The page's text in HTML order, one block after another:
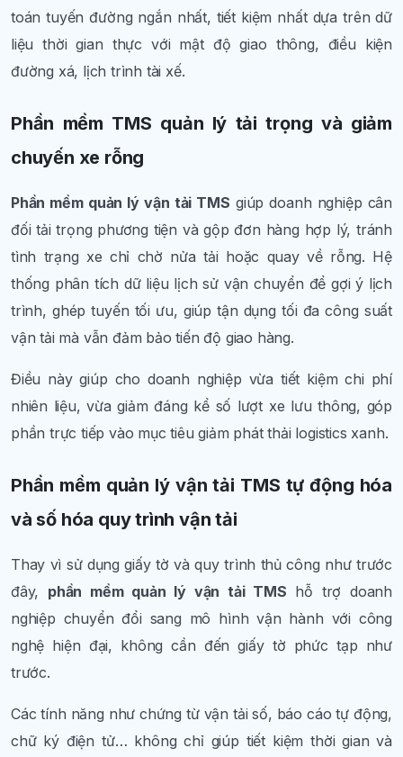
toán tuyến đường ngắn nhất, tiết kiệm nhất dựa trên dữ
liệu thời gian thực với mật độ giao thông, điều kiện
đường xá, lịch trình tài xế.
Phần mềm TMS quản lý tải trọng và giảm
chuyến xe rỗng
Phần mềm quản lý vận tải TMS giúp doanh nghiệp cân
đối tải trọng phương tiện và gộp đơn hàng hợp lý, tránh
tình trạng xe chỉ chờ nửa tải hoặc quay về rỗng. Hệ
thống phân tích dữ liệu lịch sử vận chuyển để gợi ý lịch
trình, ghép tuyến tối ưu, giúp tận dụng tối đa công suất
vận tải mà vẫn đảm bảo tiến độ giao hàng.
Điều này giúp cho doanh nghiệp vừa tiết kiệm chi phí
nhiên liệu, vừa giảm đáng kể số lượt xe lưu thông, góp
phần trực tiếp vào mục tiêu giảm phát thải logistics xanh.
Phần mềm quản lý vận tải TMS tự động hóa
và số hóa quy trình vận tải
Thay vì sử dụng giấy tờ và quy trình thủ công như trước
đây, phần mềm quản lý vận tải TMS hỗ trợ doanh
nghiệp chuyển đổi sang mô hình vận hành với công
nghệ hiện đại, không cần đến giấy tờ phức tạp như
trước.
Các tính năng như chứng từ vận tải số, báo cáo tự động,
chữ ký điện tử… không chỉ giúp tiết kiệm thời gian và